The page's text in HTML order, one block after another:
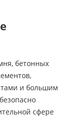
бетонных
и большим
сфере